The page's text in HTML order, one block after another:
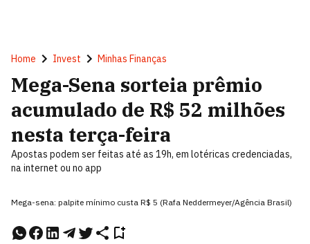
Home Invest Minhas Finanças
Mega-Sena sorteia prêmio
acumulado de R$ 52 milhões
nesta terça-feira
Apostas podem ser feitas até as 19h, em lotéricas credenciadas,
na internet ou no app
Mega-sena: palpite mínimo custa R$ 5 (Rafa Neddermeyer/Agência Brasil)